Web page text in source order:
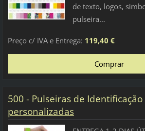
de texto, logos,
pulseira...
Preço c/ IVA e Entrega: 119,40 €
500 - Pulseiras de Identificação
personalizadas